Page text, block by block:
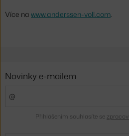
Více na www.anderssen-voll.com
Novinky e-mailem
Přihlášením souhlasíte se